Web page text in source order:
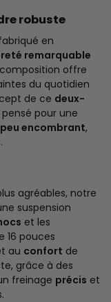
robuste
en
remarquable
offre
du quotidien
de ce deux-
pour une
peu encombrant,
agréables, notre
suspension
et les
16 pouces
au confort de
grâce à des
freinage précis et